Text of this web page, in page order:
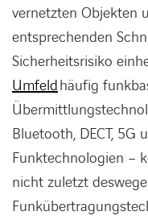
vernetzten Objekten
entsprechenden
Sicherheitsrisiko
Umfeldhäufig
Bluetooth, DECT, 5G
Funktechnologien –
nicht zuletzt